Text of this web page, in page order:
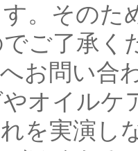
。そのた
ご了承く
お問い合
やオイル
を実演し